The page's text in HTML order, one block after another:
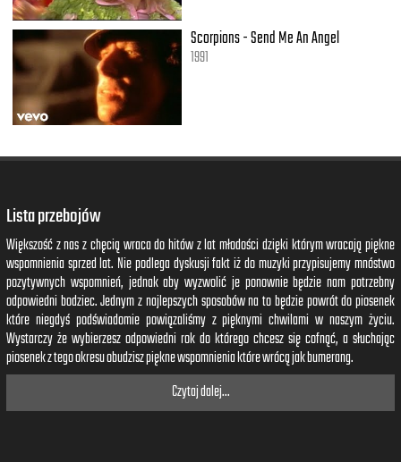
Scorpions - Send Me An Angel
1991
Lista przebojów
Większość z nas z chęcią wraca do hitów z lat młodości dzięki którym wracają piękne
wspomnienia sprzed lat. Nie podlega dyskusji fakt iż do muzyki przypisujemy mnóstwo
pozytywnych wspomnień, jednak aby wyzwolić je ponownie będzie nam potrzebny
odpowiedni bodziec. Jednym z najlepszych sposobów na to będzie powrót do piosenek
które niegdyś podświadomie powiązaliśmy z pięknymi chwilami w naszym życiu.
Wystarczy że wybierzesz odpowiedni rok do którego chcesz się cofnąć, a słuchając
piosenek z tego okresu obudzisz piękne wspomnienia które wrócą jak bumerang.
Czytaj dalej...